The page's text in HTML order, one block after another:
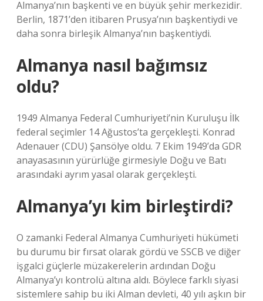
Almanya’nın başkenti ve en büyük şehir merkezidir.
Berlin, 1871’den itibaren Prusya’nın başkentiydi ve
daha sonra birleşik Almanya’nın başkentiydi.
Almanya nasıl bağımsız
oldu?
1949 Almanya Federal Cumhuriyeti’nin Kuruluşu İlk
federal seçimler 14 Ağustos’ta gerçekleşti. Konrad
Adenauer (CDU) Şansölye oldu. 7 Ekim 1949’da GDR
anayasasının yürürlüğe girmesiyle Doğu ve Batı
arasındaki ayrım yasal olarak gerçekleşti.
Almanya’yı kim birleştirdi?
O zamanki Federal Almanya Cumhuriyeti hükümeti
bu durumu bir fırsat olarak gördü ve SSCB ve diğer
işgalci güçlerle müzakerelerin ardından Doğu
Almanya’yı kontrolü altına aldı. Böylece farklı siyasi
sistemlere sahip bu iki Alman devleti, 40 yılı aşkın bir